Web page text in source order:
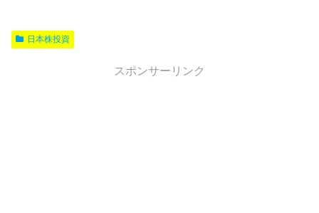
日本株投資
スポンサーリンク